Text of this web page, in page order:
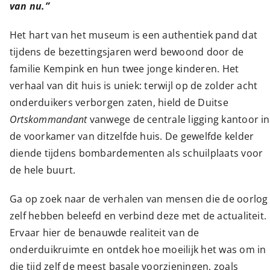
van nu.”
Het hart van het museum is een authentiek pand dat
tijdens de bezettingsjaren werd bewoond door de
familie Kempink en hun twee jonge kinderen. Het
verhaal van dit huis is uniek: terwijl op de zolder acht
onderduikers verborgen zaten, hield de Duitse
Ortskommandantvanwege de centrale ligging kantoor in
de voorkamer van ditzelfde huis. De gewelfde kelder
diende tijdens bombardementen als schuilplaats voor
de hele buurt.
Ga op zoek naar de verhalen van mensen die de oorlog
zelf hebben beleefd en verbind deze met de actualiteit.
Ervaar hier de benauwde realiteit van de
onderduikruimte en ontdek hoe moeilijk het was om in
die tijd zelf de meest basale voorzieningen, zoals